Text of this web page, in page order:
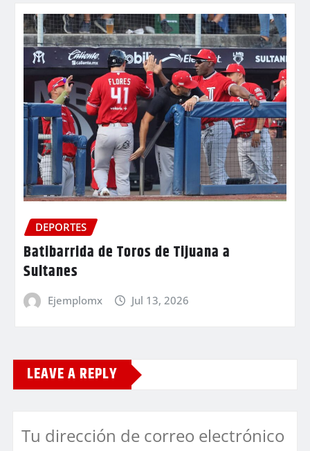
DEPORTES
Batibarrida de Toros de Tijuana a
Sultanes
Ejemplomx Jul 13, 2026
LEAVE A REPLY
Tu dirección de correo electrónico